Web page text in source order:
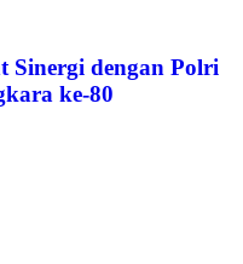
Sinergi dengan Polri
ke-80